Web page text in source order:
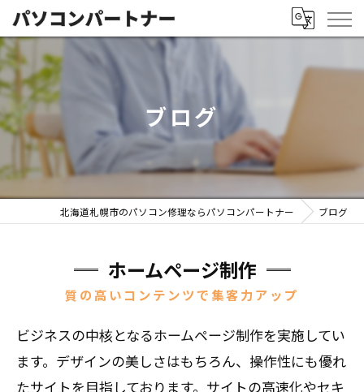
ブログ
北海道札幌市のパソコン修理ならパソコンパートナー ブログ
ホームページ制作
質の高いコンテンツで集客力アップ
ビジネスの中核となるホームページ制作を実施してい
ます。デザインの美しさはもちろん、操作性にも優れ
たサイトを目指しております。サイトの高速化やセキ